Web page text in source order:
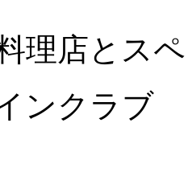
理店とス
ンクラブ